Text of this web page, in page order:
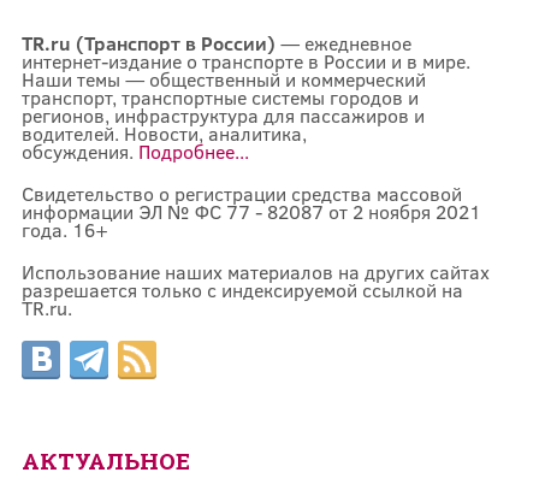
TR.ru (Транспорт в России) — ежедневное
интернет-издание о транспорте в России и в мире.
Наши темы — общественный и коммерческий
транспорт, транспортные системы городов и
регионов, инфраструктура для пассажиров и
водителей. Новости, аналитика,
обсуждения. Подробнее...
Свидетельство о регистрации средства массовой
информации ЭЛ № ФС 77 - 82087 от 2 ноября 2021
года. 16+
Использование наших материалов на других сайтах
разрешается только с индексируемой ссылкой на
TR.ru.
АКТУАЛЬНОЕ